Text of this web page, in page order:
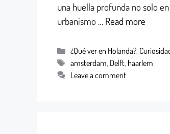
una huella profunda no solo
urbanismo … Read more
¿Qué ver en Holanda?,
amsterdam, Delft, haarlem
Leave a comment